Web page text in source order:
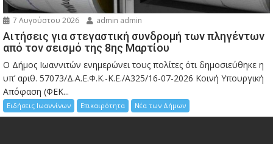
7 Αυγούστου 2026 admin admin
Αιτήσεις για στεγαστική συνδρομή των πληγέντων
από τον σεισμό της 8ης Μαρτίου
Ο Δήμος Ιωαννιτών ενημερώνει τους πολίτες ότι δημοσιεύθηκε η
υπ’ αριθ. 57073/Δ.Α.Ε.Φ.Κ.-Κ.Ε./Α325/16-07-2026 Κοινή Υπουργική
Απόφαση (ΦΕΚ...
Ειδήσεις Ιωαννίνων Επικαιρότητα Νέα των Δήμων